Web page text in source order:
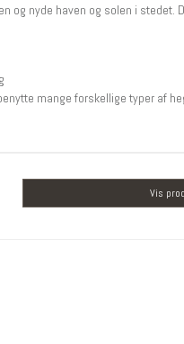
og nyde haven og solen i stedet.
mange forskellige typer af
Vis